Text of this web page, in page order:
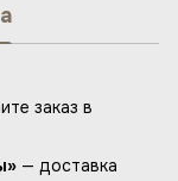
заказ в
— доставка